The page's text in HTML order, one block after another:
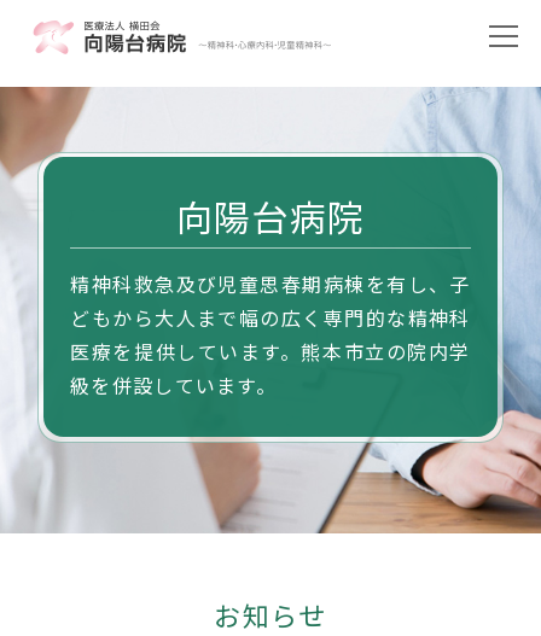
向陽台病院
精神科救急及び児童思春期病棟を有し、子
どもから大人まで幅の広く専門的な精神科
医療を提供しています。熊本市立の院内学
級を併設しています。
お知らせ